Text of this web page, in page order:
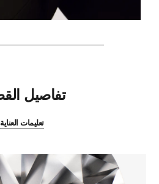
تفاصيل
تعليمات العناية